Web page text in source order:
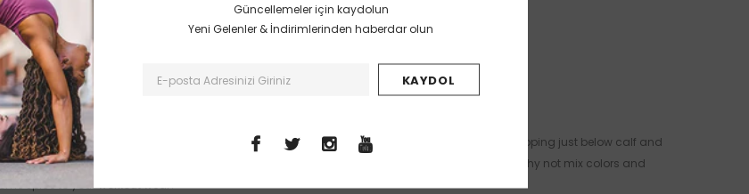
zararlı koşullar altında düşük ücretle işçi çalıştırılmamıştır.
kurutma makinesi kullanmayın.
the simplest solutions are the best and the pattern legging is no exception. Buttery soft stopping just below calf and
the hips makes these the ultimate comfort piece for your Pilates dance or yoga outfits – why not mix colors and
spice to your workout wear?
Güncellemeler için kaydolun
Yeni Gelenler & İndirimlerinden haberdar olun